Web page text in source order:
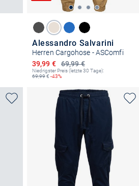
Alessandro Salvarini
Herren Cargohose - ASComfi
69,99 €
Ermäßigter Preis
39,99 €
Niedrigster Preis (letzte 30 Tage):
69,99€ -43%